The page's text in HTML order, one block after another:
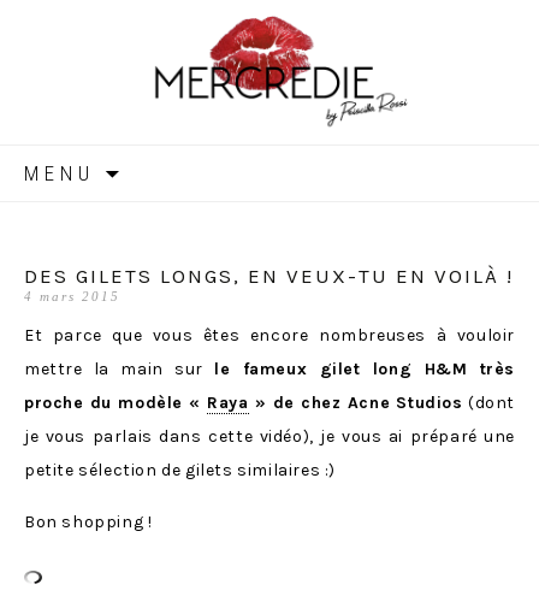
MERCREDIE
MENU
DES GILETS LONGS, EN VEUX-TU EN VOILÀ !
4 mars 2015
Et parce que vous êtes encore nombreuses à vouloir
mettre la main sur le fameux gilet long H&M très
proche du modèle « Raya » de chez Acne Studios (dont
je vous parlais dans cette vidéo), je vous ai préparé une
petite sélection de gilets similaires :)
Bon shopping !